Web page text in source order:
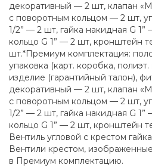
декоративный — 2 шт, клапан
с поворотным кольцом — 2 шт,
1/2” — 2 шт, гайка накидная G
кольцо G 1” — 2 шт, кронштейн
шт.*Премиум комплектация:
упаковка (карт. коробка,
изделие (гарантийный талон),
декоративный — 2 шт, клапан
с поворотным кольцом — 2 шт,
1/2” — 2 шт, гайка накидная G
кольцо G 1” — 2 шт, кронштейн
Вентиль угловой с крестом
Вентили крестом,
в Премиум комплектацию.